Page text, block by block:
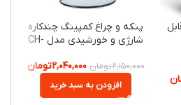
پنکه و چراغ کمپینگ چندکاره
شارژی و خورشیدی مدل CH-
۲,۱۵۰,۰۰۰تومان ۲,۰۴۰,۰۰۰تومان
افزودن به سبد خرید
پنکه